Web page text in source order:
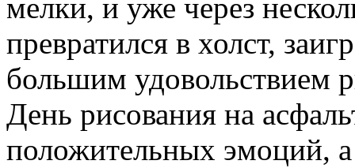
мелки, и уже через
превратился в холст,
большим удовольствием
День рисования на
положительных эмоций,